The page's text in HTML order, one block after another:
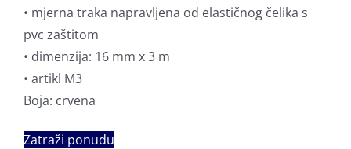
• mjerna traka napravljena od elastičnog čelika s
pvc zaštitom
• dimenzija: 16 mm x 3 m
• artikl M3
Boja: crvena
Zatraži ponudu